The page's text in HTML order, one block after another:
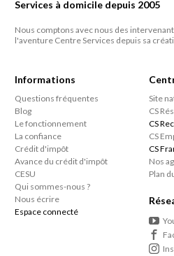
Services à domicile depuis 2005
Nous comptons avec nous des
l'aventure Centre Services depuis sa
Informations
Questions fréquentes
Blog
Le fonctionnement
La confiance
Crédit d'impôt
Avance du crédit d'impôt
CESU
Qui sommes-nous ?
Nous écrire
Espace connecté
Site
CS
CS
CS
CS
Nos
Plan